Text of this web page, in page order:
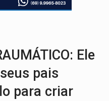
Programa da Energisa beneficia 60 famílias com geladeiras
e Rússia discutem energia nuclear, defesa e
Ele
pais
para criar